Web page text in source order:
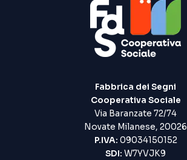
Fabbrica dei Segni
Cooperativa Sociale
Via Baranzate 72/74
Novate Milanese, 20026
P.IVA: 09034150152
SDI: W7YVJK9